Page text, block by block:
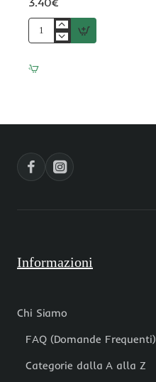
Perline
ceramica
cactus
mm
conf.
2
Informazioni
Chi Siamo
FAQ (Domande Frequenti)
Categorie dalla A alla Z